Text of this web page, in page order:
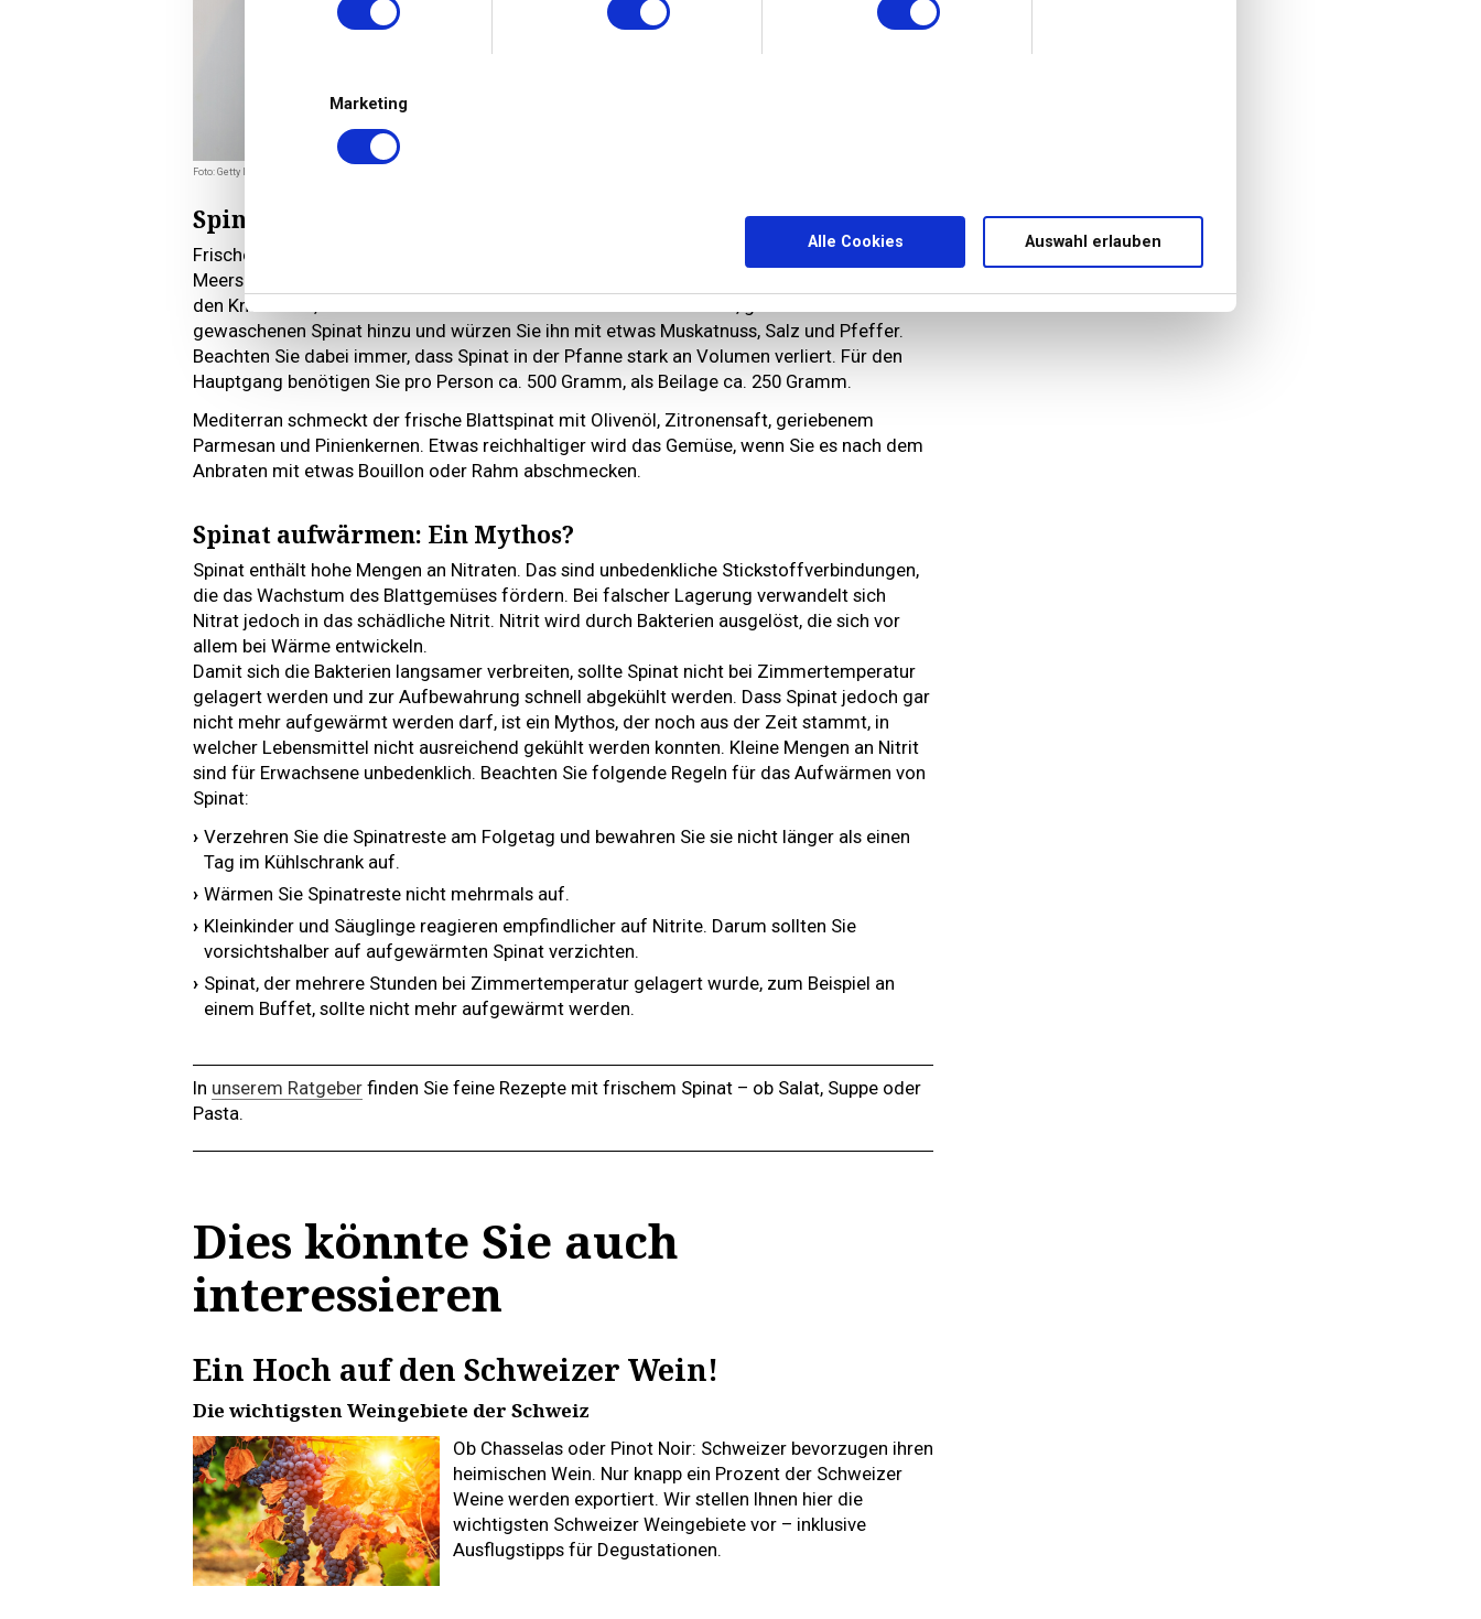
Marketing
Auswahl erlauben
Alle Cookies
Foto: Getty Images
Spinat würzen und abschmecken
Frischer Spinat, der in der Pfanne zubereitet wird, schmeckt mit Muskatnuss, Pfeffer,
Meersalz, Knoblauch und Schalotten besonders intensiv. Würfeln Sie die Schalotten und
den Knoblauch, braten Sie sie in einer heissen Pfanne mit Butter an, geben Sie den
gewaschenen Spinat hinzu und würzen Sie ihn mit etwas Muskatnuss, Salz und Pfeffer.
Beachten Sie dabei immer, dass Spinat in der Pfanne stark an Volumen verliert. Für den
Hauptgang benötigen Sie pro Person ca. 500 Gramm, als Beilage ca. 250 Gramm.
Mediterran schmeckt der frische Blattspinat mit Olivenöl, Zitronensaft, geriebenem
Parmesan und Pinienkernen. Etwas reichhaltiger wird das Gemüse, wenn Sie es nach dem
Anbraten mit etwas Bouillon oder Rahm abschmecken.
Spinat aufwärmen: Ein Mythos?
Spinat enthält hohe Mengen an Nitraten. Das sind unbedenkliche Stickstoffverbindungen,
die das Wachstum des Blattgemüses fördern. Bei falscher Lagerung verwandelt sich
Nitrat jedoch in das schädliche Nitrit. Nitrit wird durch Bakterien ausgelöst, die sich vor
allem bei Wärme entwickeln.
Damit sich die Bakterien langsamer verbreiten, sollte Spinat nicht bei Zimmertemperatur
gelagert werden und zur Aufbewahrung schnell abgekühlt werden. Dass Spinat jedoch gar
nicht mehr aufgewärmt werden darf, ist ein Mythos, der noch aus der Zeit stammt, in
welcher Lebensmittel nicht ausreichend gekühlt werden konnten. Kleine Mengen an Nitrit
sind für Erwachsene unbedenklich. Beachten Sie folgende Regeln für das Aufwärmen von
Spinat:
Verzehren Sie die Spinatreste am Folgetag und bewahren Sie sie nicht länger als einen
Tag im Kühlschrank auf.
Wärmen Sie Spinatreste nicht mehrmals auf.
Kleinkinder und Säuglinge reagieren empfindlicher auf Nitrite. Darum sollten Sie
vorsichtshalber auf aufgewärmten Spinat verzichten.
Spinat, der mehrere Stunden bei Zimmertemperatur gelagert wurde, zum Beispiel an
einem Buffet, sollte nicht mehr aufgewärmt werden.
In unserem Ratgeber finden Sie feine Rezepte mit frischem Spinat – ob Salat, Suppe oder
Pasta.
Dies könnte Sie auch
interessieren
Ein Hoch auf den Schweizer Wein!
Die wichtigsten Weingebiete der Schweiz
Ob Chasselas oder Pinot Noir: Schweizer bevorzugen ihren
heimischen Wein. Nur knapp ein Prozent der Schweizer
Weine werden exportiert. Wir stellen Ihnen hier die
wichtigsten Schweizer Weingebiete vor – inklusive
Ausflugstipps für Degustationen.